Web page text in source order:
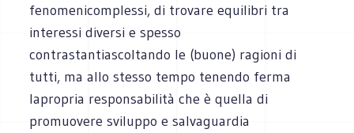
fenomenicomplessi, di trovare equilibri tra
interessi diversi e spesso
contrastantiascoltando le (buone) ragioni di
tutti, ma allo stesso tempo tenendo ferma
lapropria responsabilità che è quella di
promuovere sviluppo e salvaguardia